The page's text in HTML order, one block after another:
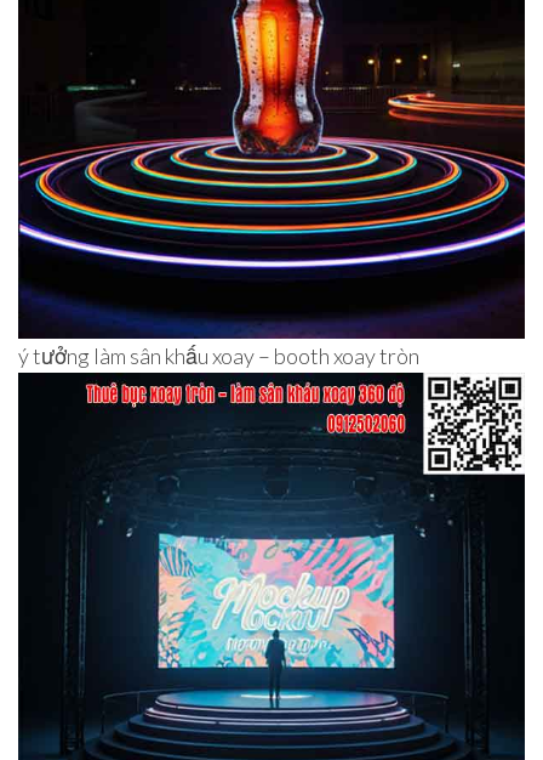
ý tưởng làm sân khấu xoay – booth xoay tròn